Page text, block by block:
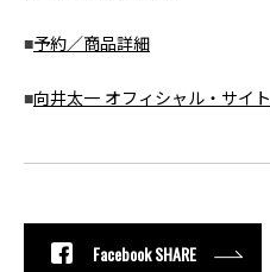
■予約／商品詳細
■向井太一 オフィシャル・サイト
Facebook SHARE